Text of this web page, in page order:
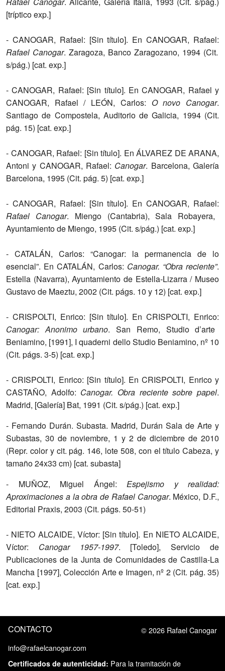
[tríptico exp.]
- CANOGAR, Rafael: [Sin título]. En CANOGAR, Rafael:
Rafael Canogar. Zaragoza, Banco Zaragozano, 1994 (Cit.
s/pág.) [cat. exp.]
- CANOGAR, Rafael: [Sin título]. En CANOGAR, Rafael y
CANOGAR, Rafael / LEÓN, Carlos: Onovo Canogar.
Santiago de Compostela, Auditorio de Galicia, 1994 (Cit.
pág. 15) [cat. exp.]
- CANOGAR, Rafael: [Sin título]. En ÁLVAREZ DE ARANA,
Antoni y CANOGAR, Rafael: Canogar. Barcelona, Galería
Barcelona, 1995 (Cit. pág. 5) [cat. exp.]
- CANOGAR, Rafael: [Sin título]. En CANOGAR, Rafael:
Rafael Canogar. Miengo (Cantabria), Sala Robayera,
Ayuntamiento de Miengo, 1995 (Cit. s/pág.) [cat. exp.]
- CATALÁN, Carlos: “Canogar: la permanencia de lo
esencial”. En CATALÁN, Carlos: Canogar. “Obra reciente”.
Estella (Navarra), Ayuntamiento de Estella-Lizarra / Museo
Gustavo de Maeztu, 2002 (Cit. págs. 10 y 12) [cat. exp.]
- CRISPOLTI, Enrico: [Sin título]. En CRISPOLTI, Enrico:
Canogar: Anonimo urbano. San Remo, Studio d’arte
Beniamino, [1991], I quaderni dello Studio Beniamino, nº 10
(Cit. págs. 3-5) [cat. exp.]
- CRISPOLTI, Enrico: [Sin título]. En CRISPOLTI, Enrico y
CASTAÑO, Adolfo: Canogar. Obra reciente sobre papel.
Madrid, [Galería] Bat, 1991 (Cit. s/pág.) [cat. exp.]
- Fernando Durán. Subasta. Madrid, Durán Sala de Arte y
Subastas, 30 de noviembre, 1 y 2 de diciembre de 2010
(Repr. color y cit. pág. 146, lote 508, con el título Cabeza, y
tamaño 24x33 cm) [cat. subasta]
- MUÑOZ, Miguel Ángel: Espejismo y realidad:
Aproximaciones a la obra de Rafael Canogar. México, D.F.,
Editorial Praxis, 2003 (Cit. págs. 50-51)
- NIETO ALCAIDE, Víctor: [Sin título]. En NIETO ALCAIDE,
Víctor: Canogar 1957-1997. [Toledo], Servicio de
Publicaciones de la Junta de Comunidades de Castilla-La
Mancha [1997], Colección Arte e Imagen, nº 2 (Cit. pág. 35)
[cat. exp.]
CONTACTO
info@rafaelcanogar.com
© 2026 Rafael Canogar
Certificados de autenticidad: Para la tramitación de